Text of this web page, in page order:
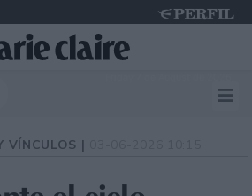
VÍNCULOS |